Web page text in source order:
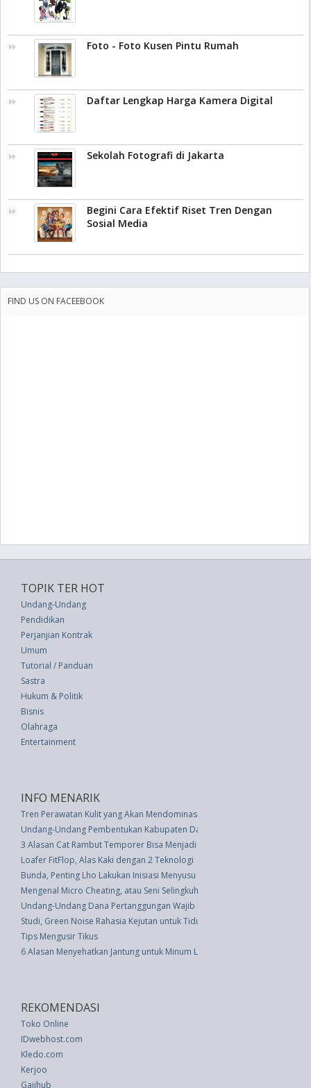
Foto - Foto Kusen Pintu Rumah
Daftar Lengkap Harga Kamera Digital
Sekolah Fotografi di Jakarta
Begini Cara Efektif Riset Tren Dengan
Sosial Media
FIND US ON FACEEBOOK
TOPIK TER HOT
Undang-Undang
Pendidikan
Perjanjian Kontrak
Umum
Tutorial / Panduan
Sastra
Hukum & Politik
Bisnis
Olahraga
Entertainment
INFO MENARIK
Tren Perawatan Kulit yang Akan Mendominasi di 2023
Undang-Undang Pembentukan Kabupaten Daerah Tingkat Ii Tulang
3 Alasan Cat Rambut Temporer Bisa Menjadi Pilihan Tepat untuk Anda
Loafer FitFlop, Alas Kaki dengan 2 Teknologi
Bunda, Penting Lho Lakukan Inisiasi Menyusu Dini Pasca Melahirkan
Mengenal Micro Cheating, atau Seni Selingkuh yang Tidak Disengaja
Undang-Undang Dana Pertanggungan Wajib Kecelakaan Lalu Lintas Jalan
Studi, Green Noise Rahasia Kejutan untuk Tidur Nyenyak
Tips Mengusir Tikus
6 Alasan Menyehatkan Jantung untuk Minum Lebih Banyak Teh
REKOMENDASI
Toko Online
IDwebhost.com
Kledo.com
Kerjoo
Gajihub